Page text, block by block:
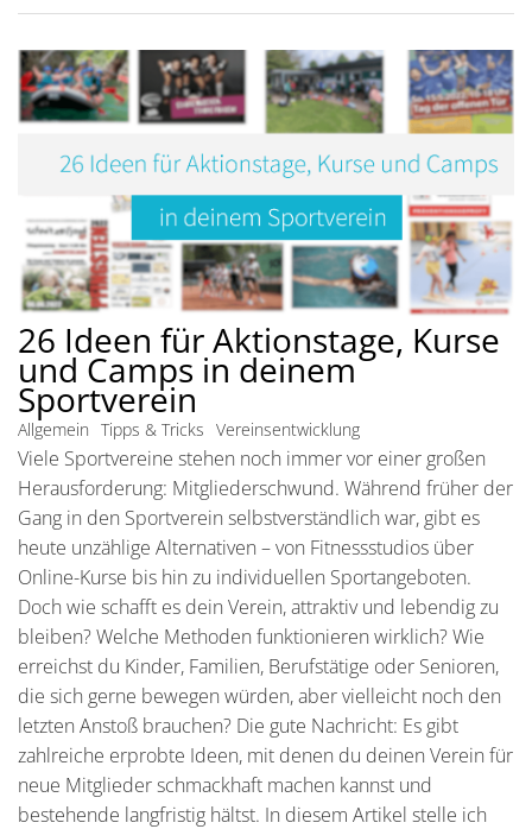
26 Ideen für Aktionstage, Kurse
und Camps in deinem
Sportverein
Allgemein Tipps & Tricks Vereinsentwicklung
Viele Sportvereine stehen noch immer vor einer großen
Herausforderung: Mitgliederschwund. Während früher der
Gang in den Sportverein selbstverständlich war, gibt es
heute unzählige Alternativen – von Fitnessstudios über
Online-Kurse bis hin zu individuellen Sportangeboten.
Doch wie schafft es dein Verein, attraktiv und lebendig zu
bleiben? Welche Methoden funktionieren wirklich? Wie
erreichst du Kinder, Familien, Berufstätige oder Senioren,
die sich gerne bewegen würden, aber vielleicht noch den
letzten Anstoß brauchen? Die gute Nachricht: Es gibt
zahlreiche erprobte Ideen, mit denen du deinen Verein für
neue Mitglieder schmackhaft machen kannst und
bestehende langfristig hältst. In diesem Artikel stelle ich